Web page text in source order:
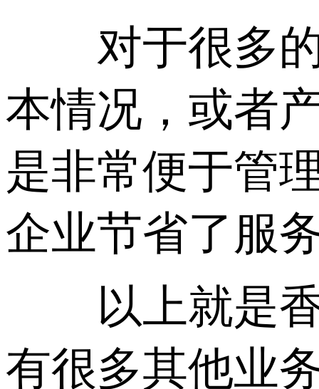
对于很多的
本情况，或者
是非常便于管
企业节省了服
以上就是香
有很多其他业